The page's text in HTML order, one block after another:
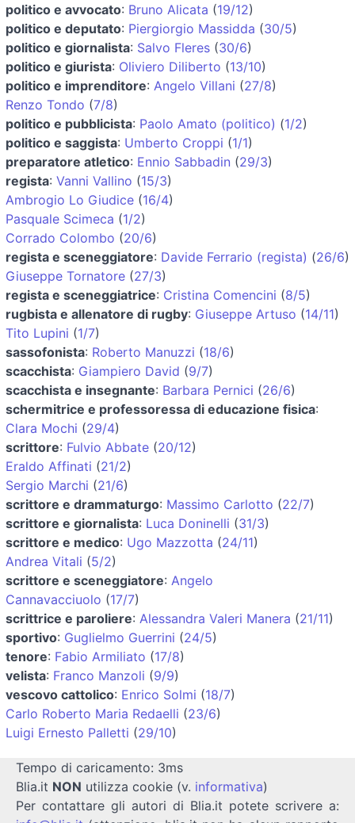
politico e avvocato: Bruno Alicata (19/12)
politico e deputato: Piergiorgio Massidda (30/5)
politico e giornalista: Salvo Fleres (30/6)
politico e giurista: Oliviero Diliberto (13/10)
politico e imprenditore: Angelo Villani (27/8)
Renzo Tondo (7/8)
politico e pubblicista: Paolo Amato (politico) (1/2)
politico e saggista: Umberto Croppi (1/1)
preparatore atletico: Ennio Sabbadin (29/3)
regista: Vanni Vallino (15/3)
Ambrogio Lo Giudice (16/4)
Pasquale Scimeca (1/2)
Corrado Colombo (20/6)
regista e sceneggiatore: Davide Ferrario (regista) (26/6)
Giuseppe Tornatore (27/3)
regista e sceneggiatrice: Cristina Comencini (8/5)
rugbista e allenatore di rugby: Giuseppe Artuso (14/11)
Tito Lupini (1/7)
sassofonista: Roberto Manuzzi (18/6)
scacchista: Giampiero David (9/7)
scacchista e insegnante: Barbara Pernici (26/6)
schermitrice e professoressa di educazione fisica:
Clara Mochi (29/4)
scrittore: Fulvio Abbate (20/12)
Eraldo Affinati (21/2)
Sergio Marchi (21/6)
scrittore e drammaturgo: Massimo Carlotto (22/7)
scrittore e giornalista: Luca Doninelli (31/3)
scrittore e medico: Ugo Mazzotta (24/11)
Andrea Vitali (5/2)
scrittore e sceneggiatore: Angelo
Cannavacciuolo (17/7)
scrittrice e paroliere: Alessandra Valeri Manera (21/11)
sportivo: Guglielmo Guerrini (24/5)
tenore: Fabio Armiliato (17/8)
velista: Franco Manzoli (9/9)
vescovo cattolico: Enrico Solmi (18/7)
Carlo Roberto Maria Redaelli (23/6)
Luigi Ernesto Palletti (29/10)
Tempo di caricamento: 3ms
Blia.it NON utilizza cookie (v. informativa)
Per contattare gli autori di Blia.it potete scrivere a: